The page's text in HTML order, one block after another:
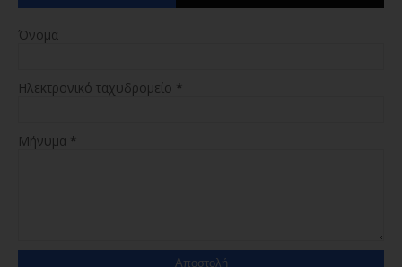
Όνομα
Ηλεκτρονικό ταχυδρομείο *
Μήνυμα *